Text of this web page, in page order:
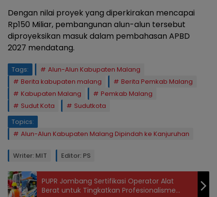
Dengan nilai proyek yang diperkirakan mencapai
Rp150 Miliar, pembangunan alun-alun tersebut
diproyeksikan masuk dalam pembahasan APBD
2027 mendatang.
Tags:
Alun-Alun Kabupaten Malang
Berita kabupaten malang
Berita Pemkab Malang
Kabupaten Malang
Pemkab Malang
Sudut Kota
Sudutkota
Topics:
Alun-Alun Kabupaten Malang Dipindah ke Kanjuruhan
Writer: MIT Editor: PS
PUPR Jombang Sertifikasi Operator Alat
Berat untuk Tingkatkan Profesionalisme